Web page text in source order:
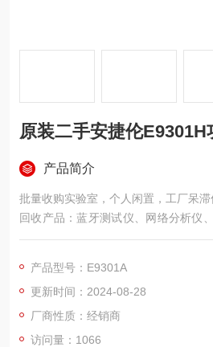
原装二手安捷伦E9301H
产品简介
批量收购实验室，个人闲置，工厂呆滞
回收产品：蓝牙测试仪、网络分析仪
发生器、示波器、功率计、频率计、
立、温度记录仪、逻辑分析仪、色彩
抗测试治具及附件、衰减器等。
产品型号：E9301A
更新时间：2024-08-28
厂商性质：经销商
访问量：1066